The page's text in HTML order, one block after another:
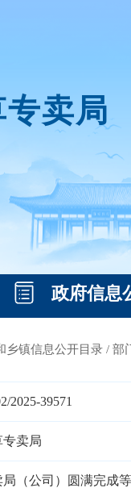
卖局
政府信息
乡镇信息公开目录 / 部
2025-39571
专卖局
（公司）圆满完成